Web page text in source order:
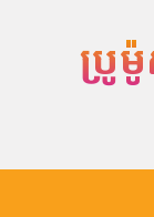
ប្រូ